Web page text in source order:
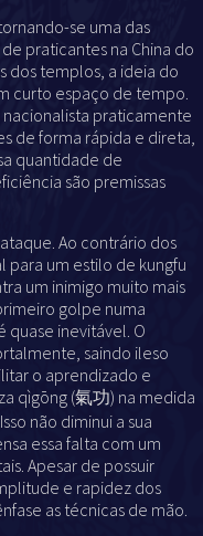
se uma das
praticantes na China do
dos templos, a ideia do
curto espaço de tempo.
praticamente
de forma rápida e direta,
quantidade de
são premissas
Ao contrário dos
para um estilo de kungfu
um inimigo muito mais
golpe numa
quase inevitável. O
saindo ileso
o aprendizado e
qìgōng (氣功) na medida
não diminui a sua
essa falta com um
Apesar de possuir
e rapidez dos
as técnicas de mão.